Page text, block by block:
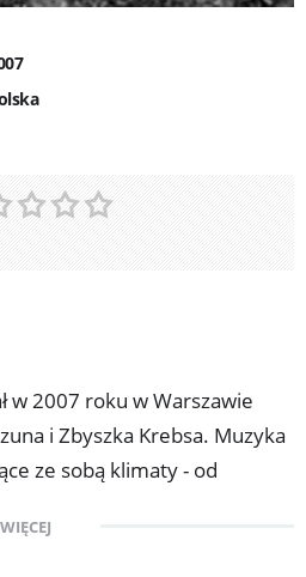
w 2007 roku w Warszawie
i Zbyszka Krebsa. Muzyka
ze sobą klimaty - od
WIĘCEJ